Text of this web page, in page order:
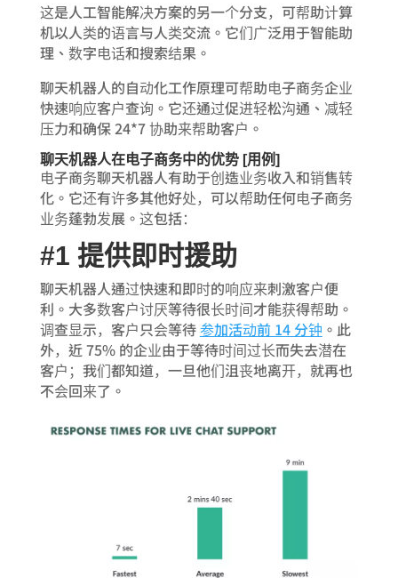
这是人工智能解决方案的另一个分支，可帮助计算
机以人类的语言与人类交流。它们广泛用于智能助
理、数字电话和搜索结果。
聊天机器人的自动化工作原理可帮助电子商务企业
快速响应客户查询。它还通过促进轻松沟通、减轻
压力和确保 24*7 协助来帮助客户。
聊天机器人在电子商务中的优势 [用例]
电子商务聊天机器人有助于创造业务收入和销售转
化。它还有许多其他好处，可以帮助任何电子商务
业务蓬勃发展。这包括：
#1 提供即时援助
聊天机器人通过快速和即时的响应来刺激客户便
利。大多数客户讨厌等待很长时间才能获得帮助。
调查显示，客户只会等待参加活动前 14 分钟 。此
外，近 75% 的企业由于等待时间过长而失去潜在
客户；我们都知道，一旦他们沮丧地离开，就再也
不会回来了。